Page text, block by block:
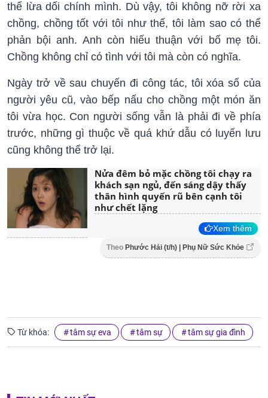
thể lừa dối chính mình. Dù vậy, tôi không nỡ rời xa
chồng, chồng tốt với tôi như thế, tôi làm sao có thể
phản bội anh. Anh còn hiếu thuận với bố mẹ tôi.
Chồng không chỉ có tình với tôi mà còn có nghĩa.
Ngày trở về sau chuyến đi công tác, tôi xóa số của
người yêu cũ, vào bếp nấu cho chồng một món ăn
tôi vừa học. Con người sống vẫn là phải đi về phía
trước, những gì thuộc về quá khứ dẫu có luyến lưu
cũng không thể trở lại.
Nửa đêm bỏ mặc chồng tôi chạy ra
khách sạn ngủ, đến sáng dậy thấy
thân hình quyến rũ bên cạnh tôi
như chết lặng
Xem thêm
Theo Phước Hải (t/h) | Phụ Nữ Sức Khỏe
Từ khóa: tâm sự eva tâm sự tâm sự gia đình